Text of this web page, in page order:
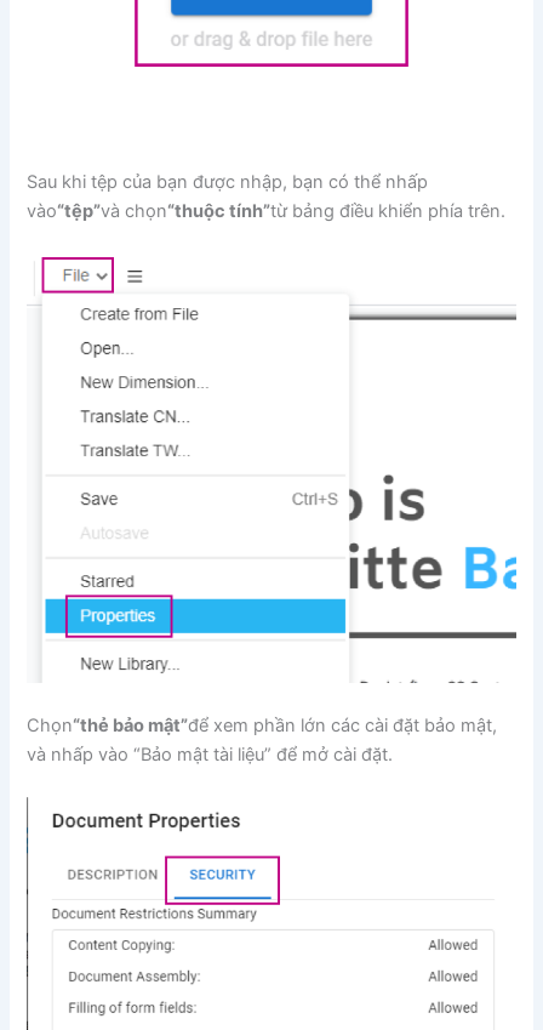
Sau khi tệp của bạn được nhập, bạn có thể nhấp
vào“tệp”và chọn“thuộc tính”từ bảng điều khiển phía trên.
Chọn“thẻ bảo mật”để xem phần lớn các cài đặt bảo mật,
và nhấp vào “Bảo mật tài liệu” để mở cài đặt.